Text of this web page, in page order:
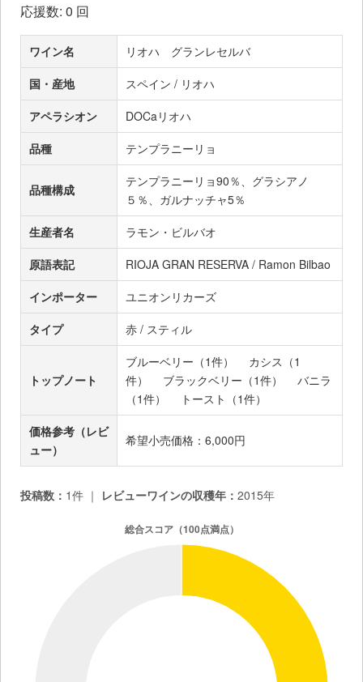
応援数: 0 回
ワイン名
リオハ グランレセルバ
国・産地
スペイン / リオハ
アペラシオン
DOCaリオハ
品種
テンプラニーリョ
品種構成
テンプラニーリョ90％、グラシアノ
５％、ガルナッチャ5％
生産者名
ラモン・ビルバオ
原語表記
RIOJA GRAN RESERVA / Ramon Bilbao
インポーター
ユニオンリカーズ
タイプ
赤 / スティル
トップノート
ブルーベリー（1件）
カシス（1
件）
ブラックベリー（1件）
バニラ
（1件）
トースト（1件）
価格参考（レビ
ュー）
希望小売価格：6,000円
投稿数： 1件 ｜ レビューワインの収穫年： 2015年